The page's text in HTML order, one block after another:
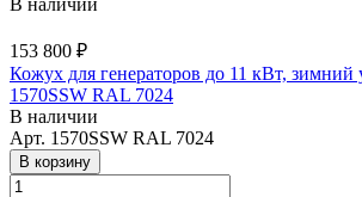
153 800 ₽
Кожух для генераторов до 11 кВт, зимний
1570SSW RAL 7024
В наличии
Арт. 1570SSW RAL 7024
В корзину